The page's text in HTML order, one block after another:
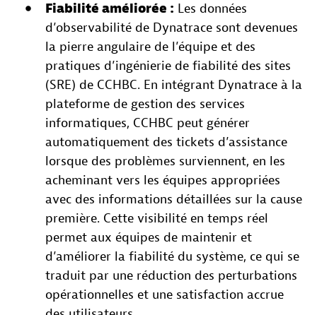
Fiabilité améliorée : Les données
d’observabilité de Dynatrace sont devenues
la pierre angulaire de l’équipe et des
pratiques d’ingénierie de fiabilité des sites
(SRE) de CCHBC. En intégrant Dynatrace à la
plateforme de gestion des services
informatiques, CCHBC peut générer
automatiquement des tickets d’assistance
lorsque des problèmes surviennent, en les
acheminant vers les équipes appropriées
avec des informations détaillées sur la cause
première. Cette visibilité en temps réel
permet aux équipes de maintenir et
d’améliorer la fiabilité du système, ce qui se
traduit par une réduction des perturbations
opérationnelles et une satisfaction accrue